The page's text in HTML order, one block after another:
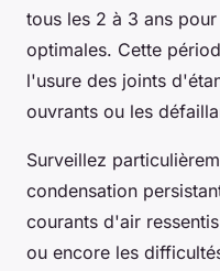
tous les 2 à 3 ans
optimales. Cette
l'usure des joints
ouvrants ou les
Surveillez
condensation
courants d'air
ou encore les